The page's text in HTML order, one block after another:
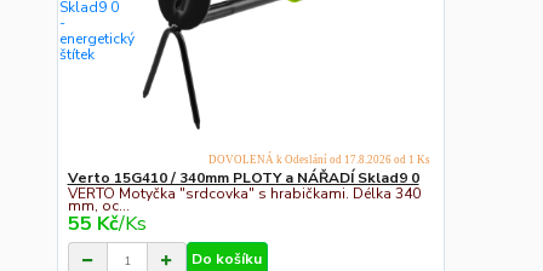
Verto 15G410 / 340mm PLOTY a NÁŘADÍ Sklad9 0
VERTO Motyčka "srdcovka" s hrabičkami. Délka 340
mm, oc...
55 Kč/Ks
DOVOLENÁ k Odeslání od 17.8.2026 od 1 Ks
Do košíku